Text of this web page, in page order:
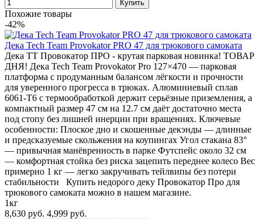
Похожие товары
-42%
Дека Tech Team Provokator PRO 47 для трюкового самоката
Дека TT Провокатор ПРО - крутая парковая новинка! ТОВАР
ДНЯ! Дека Tech Team Provokator Pro 127×470 — парковая
платформа с продуманным балансом лёгкости и прочности
для уверенного прогресса в трюках. Алюминиевый сплав
6061-T6 с термообработкой держит серьёзные приземления, а
компактный размер 47 см на 12.7 см даёт достаточно места
под стопу без лишней инерции при вращениях. Ключевые
особенности: Плоское дно и скошенные декэнды — длинные
и предсказуемые скольжения на коупингах Угол стакана 83°
— привычная манёвренность в парке Футспейс около 32 см
— комфортная стойка без риска зацепить переднее колесо Вес
примерно 1 кг — легко закручивать тейлвипы без потери
стабильности Купить недорого деку Провокатор Про для
трюкового самоката можно в нашем магазине.
1кг
8,630 руб. 4,999 руб.